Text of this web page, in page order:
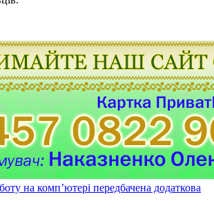
на комп’ютері передбачена додаткова